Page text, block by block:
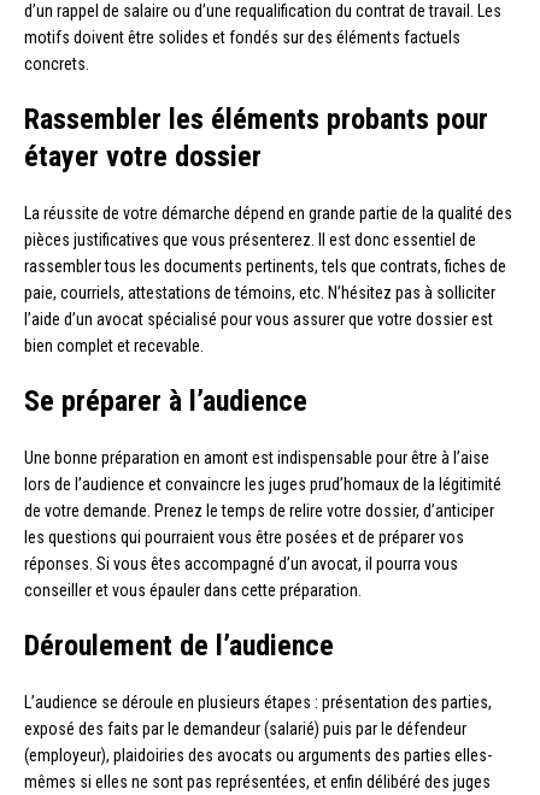
d’un rappel de salaire ou d’une requalification du contrat de travail. Les
motifs doivent être solides et fondés sur des éléments factuels
concrets.
Rassembler les éléments probants pour
étayer votre dossier
La réussite de votre démarche dépend en grande partie de la qualité des
pièces justificatives que vous présenterez. Il est donc essentiel de
rassembler tous les documents pertinents, tels que contrats, fiches de
paie, courriels, attestations de témoins, etc. N’hésitez pas à solliciter
l’aide d’un avocat spécialisé pour vous assurer que votre dossier est
bien complet et recevable.
Se préparer à l’audience
Une bonne préparation en amont est indispensable pour être à l’aise
lors de l’audience et convaincre les juges prud’homaux de la légitimité
de votre demande. Prenez le temps de relire votre dossier, d’anticiper
les questions qui pourraient vous être posées et de préparer vos
réponses. Si vous êtes accompagné d’un avocat, il pourra vous
conseiller et vous épauler dans cette préparation.
Déroulement de l’audience
L’audience se déroule en plusieurs étapes : présentation des parties,
exposé des faits par le demandeur (salarié) puis par le défendeur
(employeur), plaidoiries des avocats ou arguments des parties elles-
mêmes si elles ne sont pas représentées, et enfin délibéré des juges